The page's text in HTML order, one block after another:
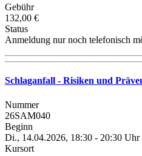
Gebühr
132,00 €
Status
Anmeldung nur noch telefonisch
Schlaganfall - Risiken und
Nummer
26SAM040
Beginn
Di., 14.04.2026, 18:30 - 20:30 Uhr
Kursort